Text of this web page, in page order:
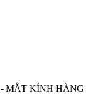
- MẮT KÍNH HÀNG